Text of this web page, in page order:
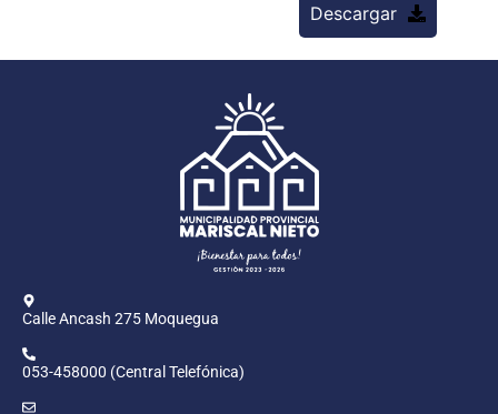
Descargar
Calle Ancash 275 Moquegua
053-458000 (Central Telefónica)